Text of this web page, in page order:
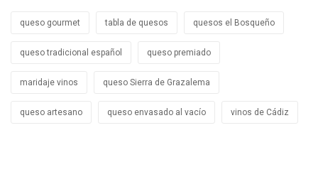
queso gourmet tabla de quesos quesos el Bosqueño
queso tradicional español queso premiado
maridaje vinos queso Sierra de Grazalema
queso artesano queso envasado al vacío vinos de Cádiz